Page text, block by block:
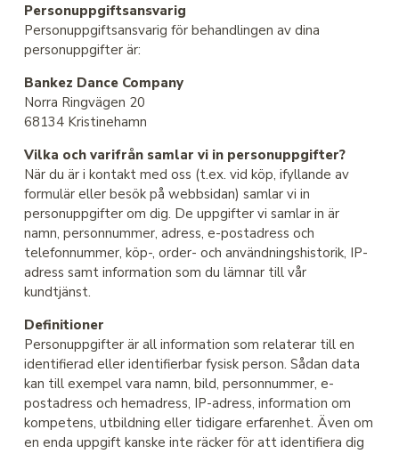
Personuppgiftsansvarig
Personuppgiftsansvarig för behandlingen av dina
personuppgifter är:
Bankez Dance Company
Norra Ringvägen 20
68134 Kristinehamn
Vilka och varifrån samlar vi in personuppgifter?
När du är i kontakt med oss (t.ex. vid köp, ifyllande av
formulär eller besök på webbsidan) samlar vi in
personuppgifter om dig. De uppgifter vi samlar in är
namn, personnummer, adress, e-postadress och
telefonnummer, köp-, order- och användningshistorik, IP-
adress samt information som du lämnar till vår
kundtjänst.
Definitioner
Personuppgifter är all information som relaterar till en
identifierad eller identifierbar fysisk person. Sådan data
kan till exempel vara namn, bild, personnummer, e-
postadress och hemadress, IP-adress, information om
kompetens, utbildning eller tidigare erfarenhet. Även om
en enda uppgift kanske inte räcker för att identifiera dig